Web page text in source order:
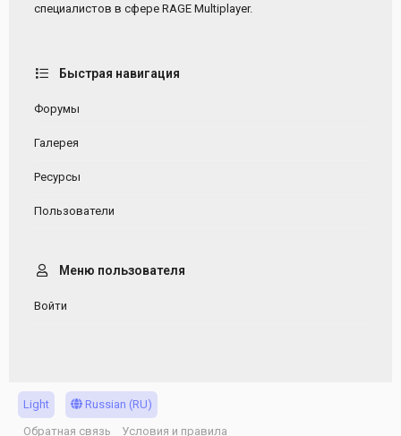
специалистов в сфере RAGE Multiplayer.
Быстрая навигация
Форумы
Галерея
Ресурсы
Пользователи
Меню пользователя
Войти
Light
Russian (RU)
Обратная связь
Условия и правила